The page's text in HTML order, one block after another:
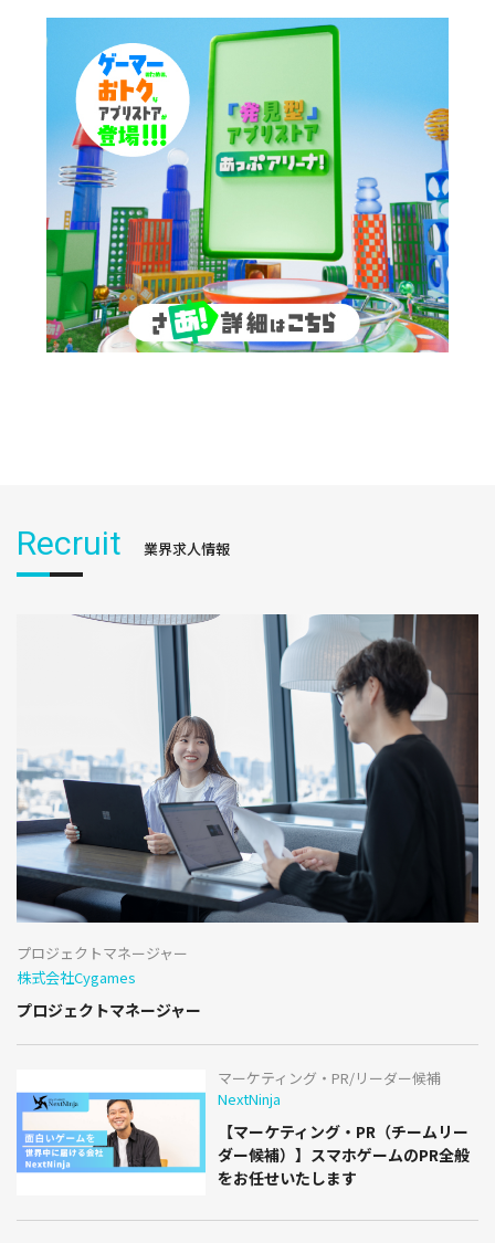
Recruit 業界求人情報
プロジェクトマネージャー
株式会社Cygames
プロジェクトマネージャー
マーケティング・PR/リーダー候補
NextNinja
【マーケティング・PR（チームリー
ダー候補）】スマホゲームのPR全般
をお任せいたします